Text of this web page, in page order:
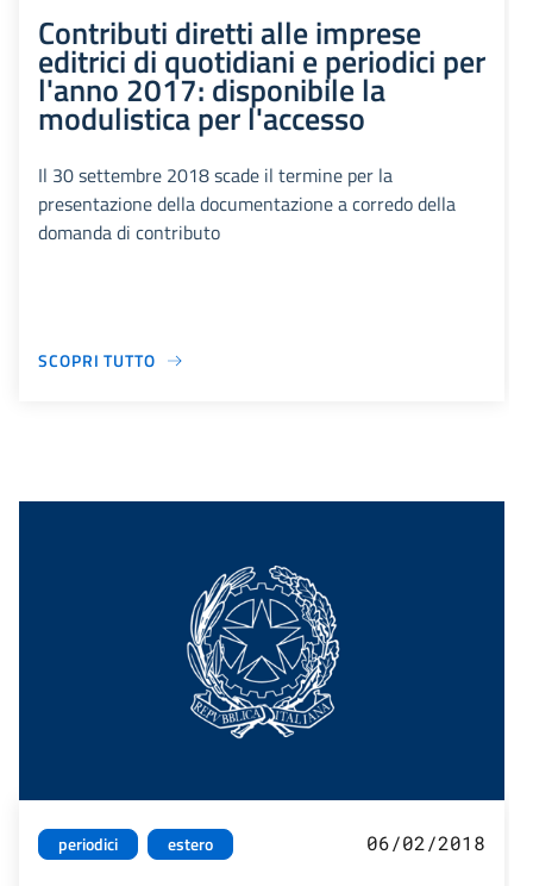
Contributi diretti alle imprese
editrici di quotidiani e periodici per
l'anno 2017: disponibile la
modulistica per l'accesso
Il 30 settembre 2018 scade il termine per la
presentazione della documentazione a corredo della
domanda di contributo
SCOPRI TUTTO
periodici estero 06/02/2018